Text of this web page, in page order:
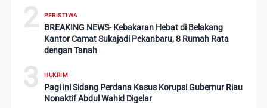
2 PERISTIWA
BREAKING NEWS- Kebakaran Hebat di Belakang
Kantor Camat Sukajadi Pekanbaru, 8 Rumah Rata
dengan Tanah
3 HUKRIM
Pagi ini Sidang Perdana Kasus Korupsi Gubernur Riau
Nonaktif Abdul Wahid Digelar